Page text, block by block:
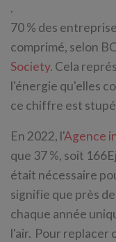
.
70 % des
comprimé, selon
Society. Cela
l'énergie qu'elles
ce chiffre est
En 2022, l'Agence
que 37 %, soit
était nécessaire
signifie que près
chaque année
l'air. Pour replacer